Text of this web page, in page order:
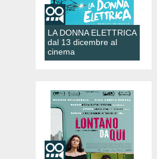
LA DONNA ELETTRICA
dal 13 dicembre al
cinema